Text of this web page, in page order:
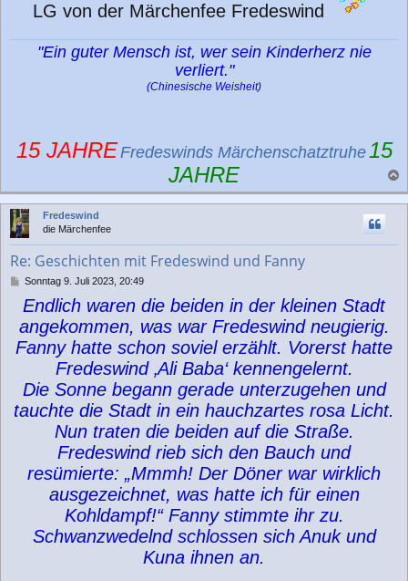
LG von der Märchenfee Fredeswind
"Ein guter Mensch ist, wer sein Kinderherz nie
verliert."
(Chinesische Weisheit)
15 JAHRE Fredeswinds Märchenschatztruhe 15
JAHRE
a
c
Fredeswind
die Märchenfee
Re: Geschichten mit Fredeswind und Fanny
B
t
r
a
Sonntag 9. Juli 2023, 20:49
Endlich waren die beiden in der kleinen Stadt
angekommen, was war Fredeswind neugierig.
Fanny hatte schon soviel erzählt. Vorerst hatte
Fredeswind ‚Ali Baba‘ kennengelernt.
Die Sonne begann gerade unterzugehen und
tauchte die Stadt in ein hauchzartes rosa Licht.
Nun traten die beiden auf die Straße.
Fredeswind rieb sich den Bauch und
resümierte: „Mmmh! Der Döner war wirklich
ausgezeichnet, was hatte ich für einen
Kohldampf!“ Fanny stimmte ihr zu.
Schwanzwedelnd schlossen sich Anuk und
Kuna ihnen an.